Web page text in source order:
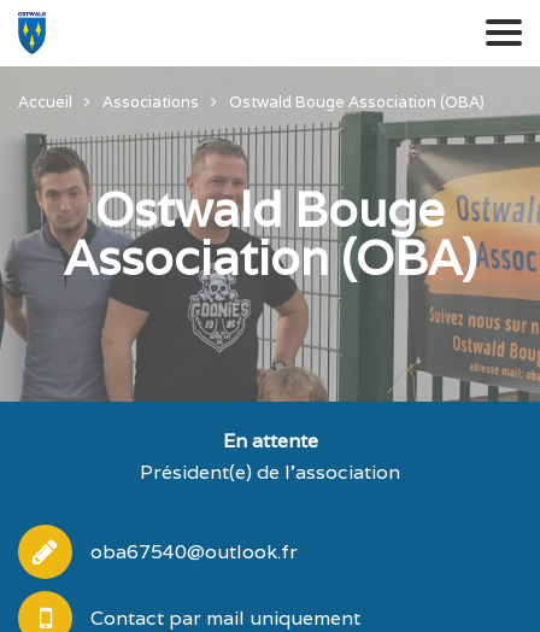
Accueil Associations Ostwald Bouge Association (OBA)
Ostwald Bouge
Association (OBA)
En attente
Président(e) de l'association
oba67540@outlook.fr
Contact par mail uniquement